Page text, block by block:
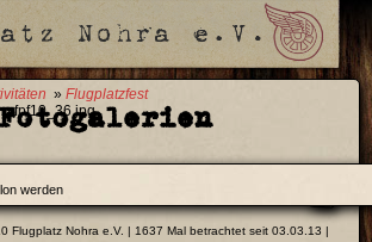
» Flugplatzfest
fpf10_36.jpg
werden
Flugplatz Nohra e.V. | 1637 Mal betrachtet seit 03.03.13 |